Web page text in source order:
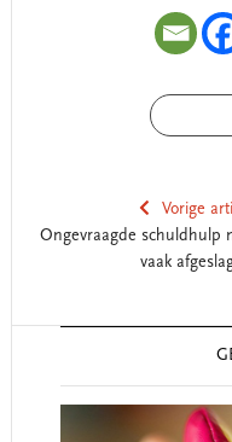
Vorige
Ongevraagde schuldhulp
vaak